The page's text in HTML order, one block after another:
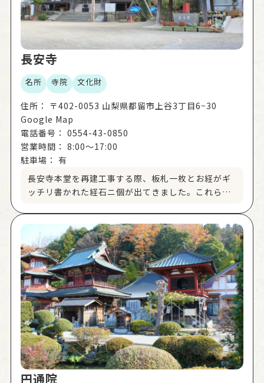
長安寺
名所 寺院 文化財
住所：
〒402-0053 山梨県都留市上谷3丁目6−30
Google Map
電話番号： 0554-43-0850
営業時間： 8:00～17:00
駐車場： 有
長安寺本堂を再建工事する際、板札一枚とお経がギ
ッチリ書かれた経石ニ個が出てきました。これらは
できます。この経石は、本堂と一緒に県の有形文化
財に指定されています。御住職に伺えばさらに興味
深い寺宝を見せていただけるかもしれません。
円通院